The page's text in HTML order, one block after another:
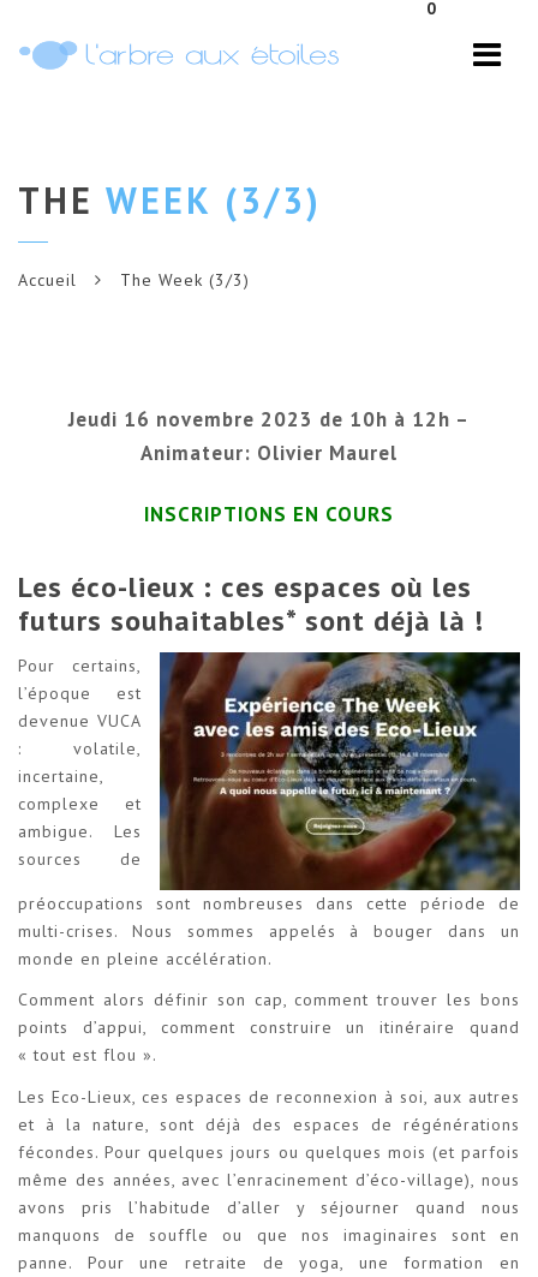
0
THE WEEK (3/3)
Accueil The Week (3/3)
Jeudi 16 novembre 2023 de 10h à 12h –
Animateur: Olivier Maurel
INSCRIPTIONS EN COURS
Les éco-lieux : ces espaces où les
futurs souhaitables* sont déjà là !
Pour certains,
l’époque est
devenue VUCA
: volatile,
incertaine,
complexe et
ambigue. Les
sources de
préoccupations sont nombreuses dans cette période de
multi-crises. Nous sommes appelés à bouger dans un
monde en pleine accélération.
Comment alors définir son cap, comment trouver les bons
points d’appui, comment construire un itinéraire quand
« tout est flou ».
Les Eco-Lieux, ces espaces de reconnexion à soi, aux autres
et à la nature, sont déjà des espaces de régénérations
fécondes. Pour quelques jours ou quelques mois (et parfois
même des années, avec l’enracinement d’éco-village), nous
avons pris l’habitude d’aller y séjourner quand nous
manquons de souffle ou que nos imaginaires sont en
panne. Pour une retraite de yoga, une formation en